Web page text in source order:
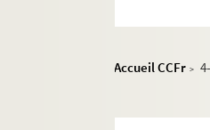
Accueil CCFr >